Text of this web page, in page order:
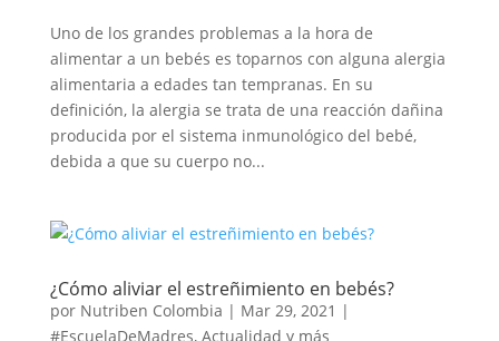
Uno de los grandes problemas a la hora de
alimentar a un bebés es toparnos con alguna alergia
alimentaria a edades tan tempranas. En su
definición, la alergia se trata de una reacción dañina
producida por el sistema inmunológico del bebé,
debida a que su cuerpo no...
¿Cómo aliviar el estreñimiento en bebés?
por Nutriben Colombia | Mar 29, 2021 |
#EscuelaDeMadres, Actualidad y más